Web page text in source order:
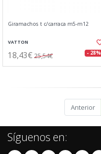
Giramachos t c/carraca m5-m12
VATTON
18,43€ 25,54€ - 28%
Anterior
Síguenos en: